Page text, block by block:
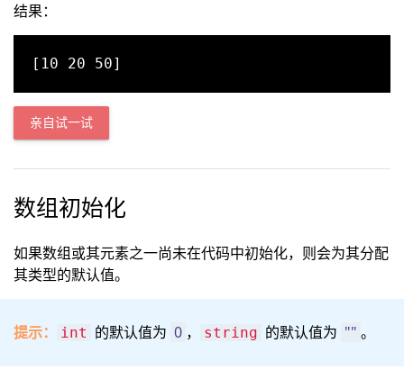
结果：
亲自试一试
数组初始化
如果数组或其元素之一尚未在代码中初始化，则会为其分配
其类型的默认值。
提示： int 的默认值为 0 ， string 的默认值为 "" 。